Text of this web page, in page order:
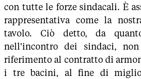
con tutte le forze sindacali. È
rappresentativa come la
tavolo. Ciò detto, da
nell'incontro dei sindaci,
riferimento al contratto di
i tre bacini, al fine di